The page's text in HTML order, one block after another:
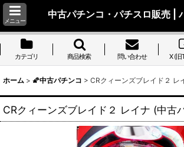
メニュー
中古パチンコ・パチスロ販売 |
カテゴリ 商品検索 問い合わせ X (旧
ホーム > 🌠中古パチンコ > CRクィーンズブレイド２ レ
CRクィーンズブレイド２ レイナ (中古